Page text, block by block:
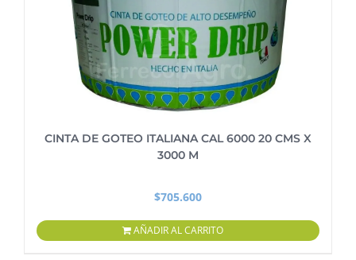
CINTA DE GOTEO ITALIANA CAL 6000 20 CMS X
3000 M
$705.600
AÑADIR AL CARRITO